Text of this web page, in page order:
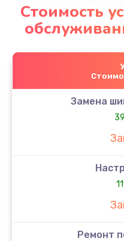
Стоимость
Замена
Ремонт